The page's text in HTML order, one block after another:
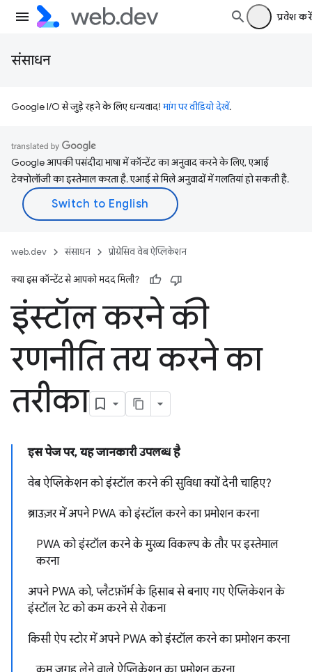
प्रवेश करें
संसाधन
Google I/O से जुड़े रहने के लिए धन्यवाद!मांग पर वीडियो देखें.
Google आपकी पसंदीदा भाषा में कॉन्टेंट का अनुवाद करने के लिए, एआई
टेक्नोलॉजी का इस्तेमाल करता है. एआई से मिले अनुवादों में गलतियां हो सकती हैं.
web.dev संसाधन प्रोग्रेसिव वेब ऐप्लिकेशन
क्या इस कॉन्टेंट से आपको मदद मिली?
इंस्टॉल करने की
रणनीति तय करने का
तरीका
इस पेज पर, यह जानकारी उपलब्ध है
वेब ऐप्लिकेशन को इंस्टॉल करने की सुविधा क्यों देनी चाहिए?
ब्राउज़र में अपने PWA को इंस्टॉल करने का प्रमोशन करना
PWA को इंस्टॉल करने के मुख्य विकल्प के तौर पर इस्तेमाल
करना
अपने PWA को, प्लैटफ़ॉर्म के हिसाब से बनाए गए ऐप्लिकेशन के
इंस्टॉल रेट को कम करने से रोकना
किसी ऐप स्टोर में अपने PWA को इंस्टॉल करने का प्रमोशन करना